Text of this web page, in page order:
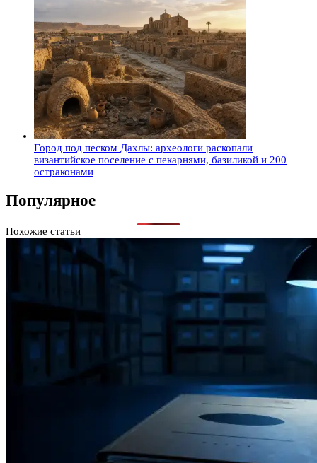
Город под песком Дахлы: археологи раскопали
византийское поселение с пекарнями, базиликой и 200
остраконами
Популярное
Похожие статьи